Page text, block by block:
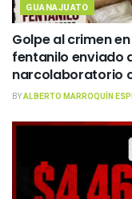
GUANAJUATO
Golpe al crimen
fentanilo enviado
narcolaboratorio
BYALBERTO MARROQUÍN